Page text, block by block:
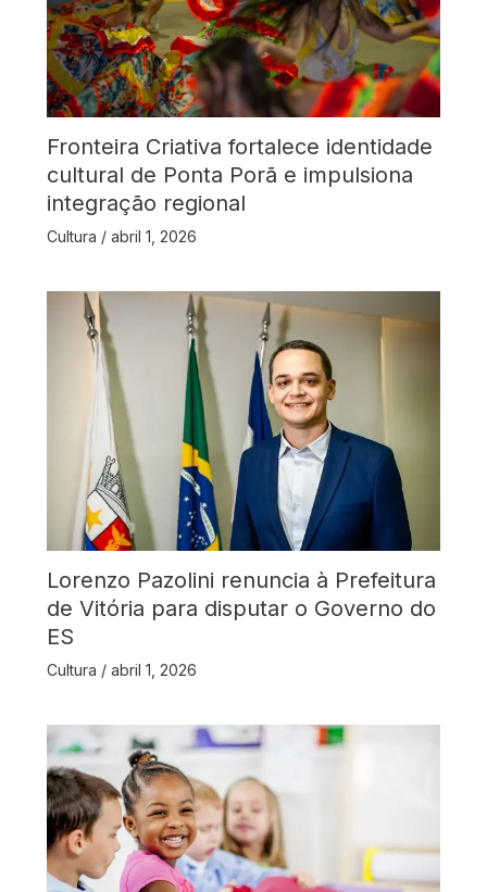
Fronteira Criativa fortalece identidade
cultural de Ponta Porã e impulsiona
integração regional
Cultura / abril 1, 2026
Lorenzo Pazolini renuncia à Prefeitura
de Vitória para disputar o Governo do
ES
Cultura / abril 1, 2026